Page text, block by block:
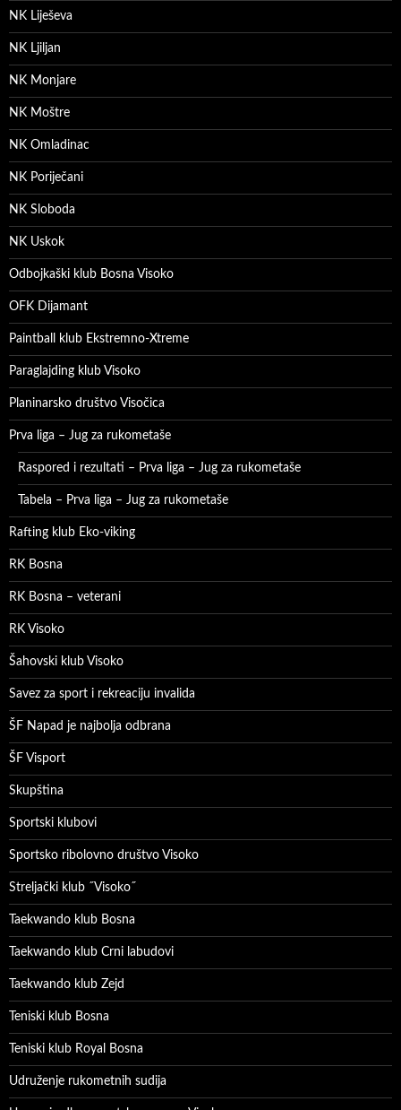
NK Liješeva
NK Ljiljan
NK Monjare
NK Moštre
NK Omladinac
NK Poriječani
NK Sloboda
NK Uskok
Odbojkaški klub Bosna Visoko
OFK Dijamant
Paintball klub Ekstremno-Xtreme
Paraglajding klub Visoko
Planinarsko društvo Visočica
Prva liga – Jug za rukometaše
Raspored i rezultati – Prva liga – Jug za rukometaše
Tabela – Prva liga – Jug za rukometaše
Rafting klub Eko-viking
RK Bosna
RK Bosna – veterani
RK Visoko
Šahovski klub Visoko
Savez za sport i rekreaciju invalida
ŠF Napad je najbolja odbrana
ŠF Visport
Skupština
Sportski klubovi
Sportsko ribolovno društvo Visoko
Streljački klub ˝Visoko˝
Taekwando klub Bosna
Taekwando klub Crni labudovi
Taekwando klub Zejd
Teniski klub Bosna
Teniski klub Royal Bosna
Udruženje rukometnih sudija